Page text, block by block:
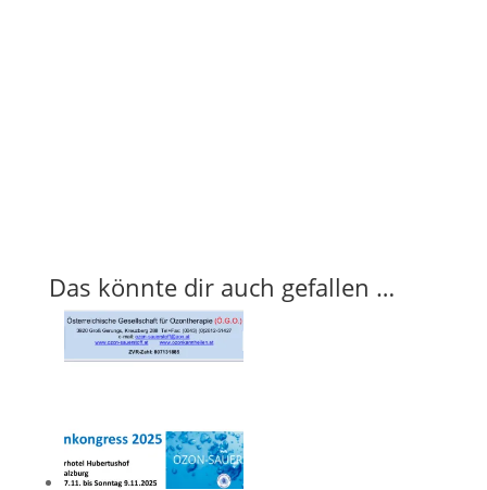
Das könnte dir auch gefallen …